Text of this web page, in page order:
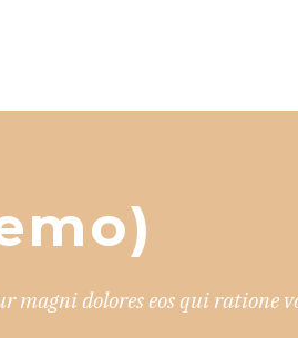
magni dolores eos qui ratione